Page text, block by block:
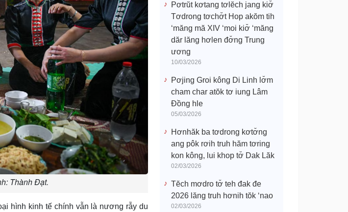
Thành Đạt.
hình kinh tế chính vẫn là nương rẫy du
Pơtrŭt kơtang tơlĕch jang kiơ̆
Tơdrong tơchơ̆t Hop akŏm tih
‘măng mă XIV ‘moi kiơ̆ ‘măng
dăr lăng hơlen đơ̆ng Trung
ương
10/03/2026
Pơjing Groi kông Di Linh lơ̆m
cham char atŏk tơ iung Lâm
Đồng hle
05/03/2026
Hơnhăk ba tơdrong kơtơ̆ng
ang pôk rơih truh hăm tơring
kon kông, lui khop tơ̆ Dak Lăk
02/03/2026
Tĕch mơdro tơ̆ teh đak đe
2026 lăng truh hơnih tŏk ‘nao
02/03/2026